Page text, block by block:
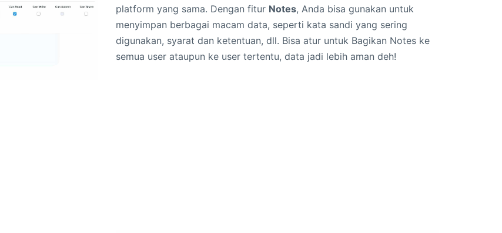
platform yang sama. Dengan fitur Notes, Anda bisa gunakan untuk
menyimpan berbagai macam data, seperti kata sandi yang sering
digunakan, syarat dan ketentuan, dll. Bisa atur untuk Bagikan Notes ke
semua user ataupun ke user tertentu, data jadi lebih aman deh!